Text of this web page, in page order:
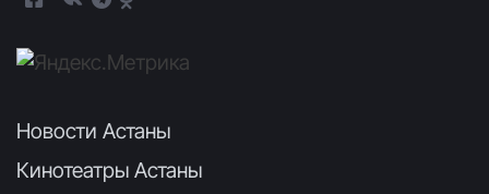
Новости Астаны
Кинотеатры Астаны